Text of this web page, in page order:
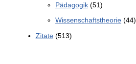
Pädagogik(51)
Wissenschaftstheorie(44)
Zitate(513)